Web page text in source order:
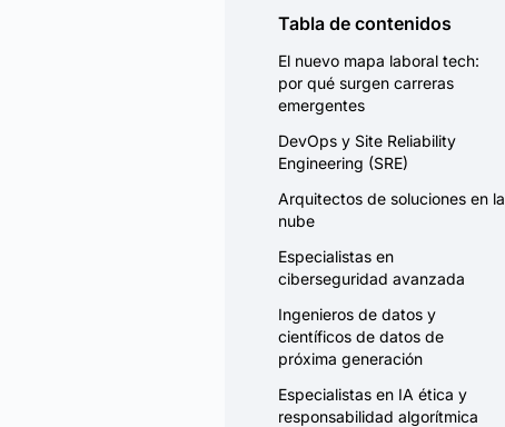
Tabla de contenidos
El nuevo mapa laboral tech:
por qué surgen carreras
emergentes
DevOps y Site Reliability
Engineering (SRE)
Arquitectos de soluciones en la
nube
Especialistas en
ciberseguridad avanzada
Ingenieros de datos y
científicos de datos de
próxima generación
Especialistas en IA ética y
responsabilidad algorítmica